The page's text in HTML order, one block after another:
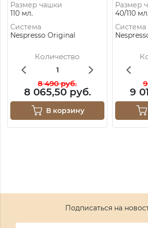
Размер чашки
110 мл.
Система
Nespresso Original
Количество
8 490 руб.
8 065,50 руб.
В корзину
Размер
40/110 мл.
Система
9
Подписаться на